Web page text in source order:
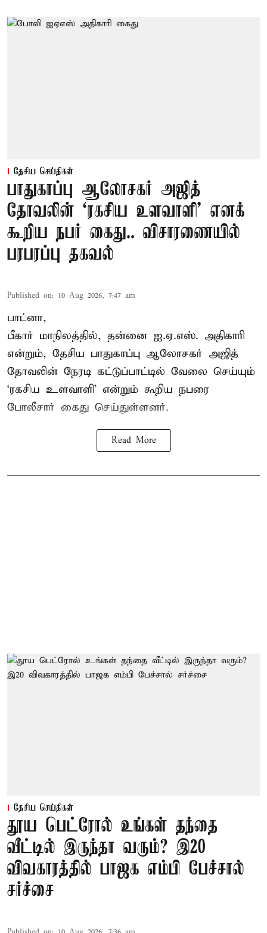
தேசிய செய்திகள்
பாதுகாப்பு ஆலோசகர் அஜித்
தோவலின் ‘ரகசிய உளவாளி’ எனக்
கூறிய நபர் கைது.. விசாரணையில்
பரபரப்பு தகவல்
Published on: 10 Aug 2026, 7:47 am
பாட்னா,
பீகார் மாநிலத்தில், தன்னை ஐ.ஏ.எஸ். அதிகாரி
என்றும், தேசிய பாதுகாப்பு ஆலோசகர் அஜித்
தோவலின் நேரடி கட்டுப்பாட்டில் வேலை செய்யும்
‘ரகசிய உளவாளி’ என்றும் கூறிய நபரை
போலீசார் கைது செய்துள்ளனர்.
Read More
தேசிய செய்திகள்
தூய பெட்ரோல் உங்கள் தந்தை
வீட்டில் இருந்தா வரும்? இ20
விவகாரத்தில் பாஜக எம்பி பேச்சால்
சர்ச்சை